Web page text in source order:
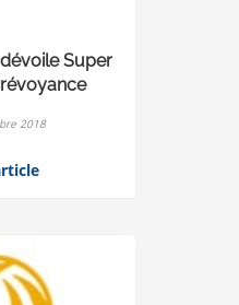
Super
2018